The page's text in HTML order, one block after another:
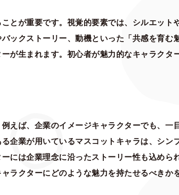
とが重要です。視覚的要素では、シルエット
ックストーリー、動機といった「共感を育
が生まれます。初心者が魅力的なキャラクタ
えば、企業のイメージキャラクターでも、一
企業が用いているマスコットキャラは、シン
には企業理念に沿ったストーリー性も込めら
ラクターにどのような魅力を持たせるべきか